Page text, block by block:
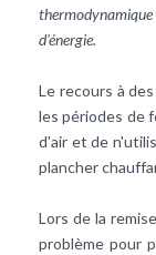
d'énergie.
Le recours à
les périodes de
d'air et de
plancher
Lors de la
problème pour